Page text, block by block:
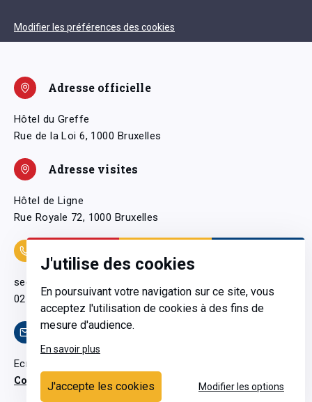
J'utilise des cookies
En poursuivant votre navigation sur ce site, vous
acceptez l'utilisation de cookies à des fins de
mesure d'audience.
En savoir plus
J'accepte les cookies Modifier les options
Modifier les préférences des cookies
Adresse officielle
Hôtel du Greffe
Rue de la Loi 6, 1000 Bruxelles
Adresse visites
Hôtel de Ligne
Rue Royale 72, 1000 Bruxelles
secretariatgeneral@pfwb.be
02 506 38 11
Contact
Ecrivez-nous
Contactez-nous